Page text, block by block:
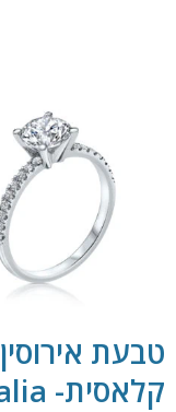
טבעת אירוסין
קלאסית- Talia